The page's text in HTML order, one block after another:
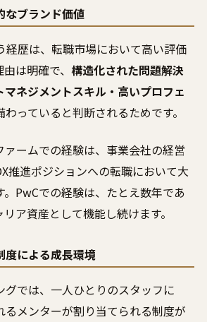
なブランド価値
経歴は、転職市場において高い評価
は明確で、 構造化された問題解決
ネジメントスキル・高いプロフェ
わっていると判断されるためです。
ァームでの経験は、事業会社の経営
推進ポジションへの転職において大
。PwCでの経験は、たとえ数年であ
ア資産として機能し続けます。
度による成長環境
グでは、一人ひとりのスタッフに
るメンターが割り当てられる制度が